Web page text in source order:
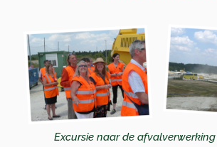
Excursie naar de afvalverwerking